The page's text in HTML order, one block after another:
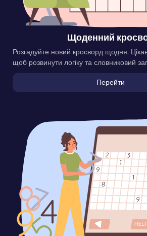
Щоденний
Розгадуйте новий кросворд щодня.
щоб розвинути логіку та словниковий
Перейти